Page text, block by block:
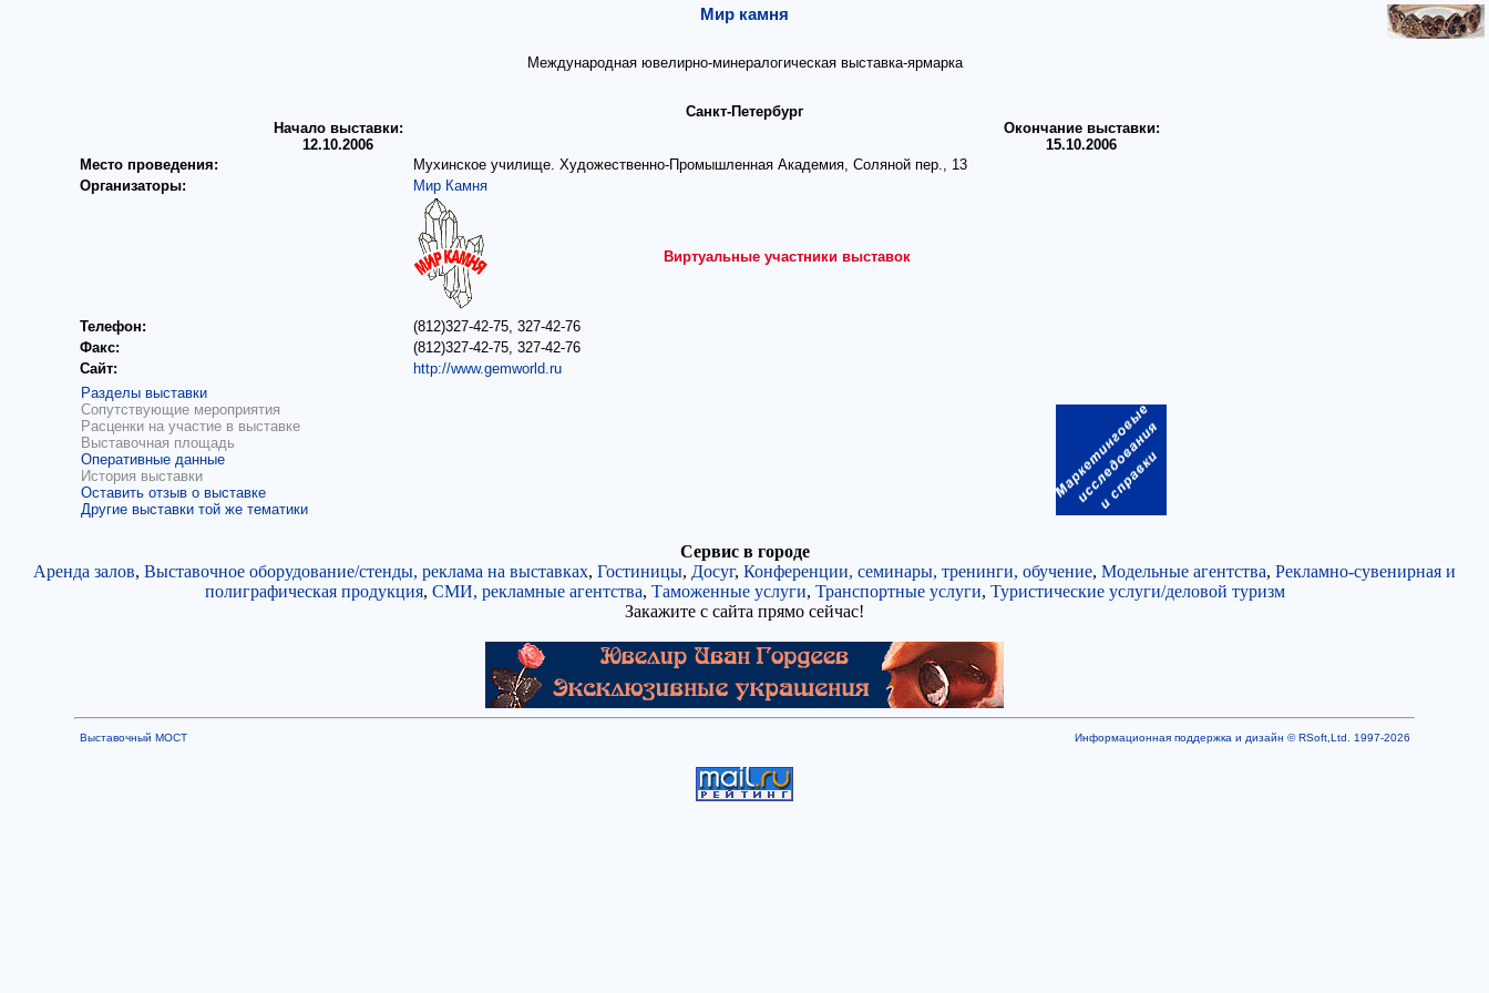
Мир камня
Международная ювелирно-минералогическая выставка-ярмарка
Санкт-Петербург
Начало выставки:
12.10.2006
Окончание выставки:
15.10.2006
Место проведения:
Мухинское училище. Художественно-Промышленная Академия, Соляной пер., 13
Организаторы:
Мир Камня
Виртуальные участники выставок
Телефон:
(812)327-42-75, 327-42-76
Факс:
(812)327-42-75, 327-42-76
Сайт:
http://www.gemworld.ru
Разделы выставки
Сопутствующие мероприятия
Расценки на участие в выставке
Выставочная площадь
Оперативные данные
История выставки
Оставить отзыв о выставке
Другие выставки той же тематики
Сервис в городе
Аренда залов, Выставочное оборудование/стенды, реклама на выставках, Гостиницы, Досуг, Конференции, семинары, тренинги, обучение, Модельные агентства, Рекламно-сувенирная и
полиграфическая продукция, СМИ, рекламные агентства, Таможенные услуги, Транспортные услуги, Туристические услуги/деловой туризм
Закажите с сайта прямо сейчас!
Выставочный МОСТ Информационная поддержка и дизайн © RSoft,Ltd. 1997-2026